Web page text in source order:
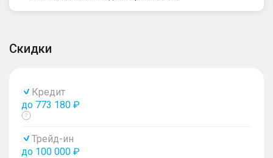
Скидки
Кредит
до 773 180 ₽
Показать
Трейд-ин
до 100 000 ₽